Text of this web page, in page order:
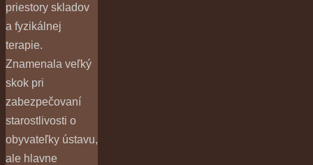
priestory skladov
a fyzikálnej
terapie.
Znamenala veľký
skok pri
zabezpečovaní
starostlivosti o
obyvateľky ústavu,
ale hlavne